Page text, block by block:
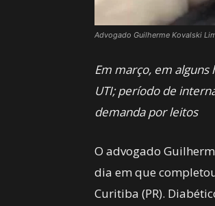
Advogado Guilherme Kovalski
Em março, em alguns
UTI; período de
demanda por leitos
O advogado
dia em que
Curitiba (PR).